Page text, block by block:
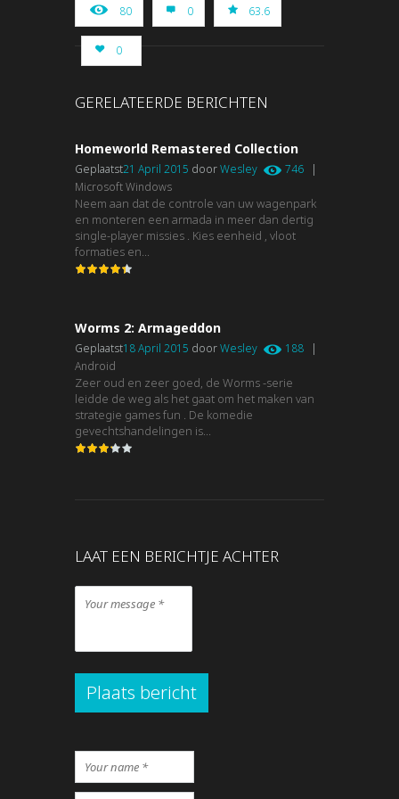
80 0 63.6
0
GERELATEERDE BERICHTEN
Homeworld Remastered Collection
Geplaatst21 April 2015 doorWesley 746
|
Microsoft Windows
Neem aan dat de controle van uw wagenpark
en monteren een armada in meer dan dertig
single-player missies . Kies eenheid , vloot
formaties en...
Worms 2: Armageddon
Geplaatst18 April 2015 doorWesley 188
|
Android
Zeer oud en zeer goed, de Worms -serie
leidde de weg als het gaat om het maken van
strategie games fun . De komedie
gevechtshandelingen is...
LAAT EEN BERICHTJE ACHTER
Plaats bericht